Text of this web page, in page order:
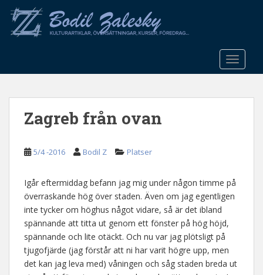
o
Zagreb från ovan
5/4 -2016 Bodil Z Platser
Igår eftermiddag befann jag mig under någon timme på
överraskande hög över staden. Även om jag egentligen
inte tycker om höghus något vidare, så är det ibland
spännande att titta ut genom ett fönster på hög höjd,
spännande och lite otäckt. Och nu var jag plötsligt på
tjugofjärde (jag förstår att ni har varit högre upp, men
det kan jag leva med) våningen och såg staden breda ut